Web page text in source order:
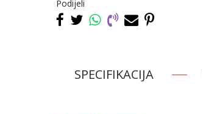
Podijeli
SPECIFIKACIJA